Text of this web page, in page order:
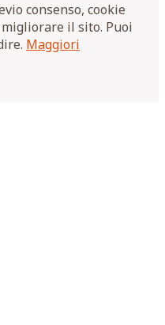
consenso, cookie
il sito. Puoi
Maggiori